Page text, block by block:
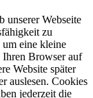
unserer Webseite
zu
eine kleine
Ihren Browser auf
Website später
auslesen. Cookies
jederzeit die